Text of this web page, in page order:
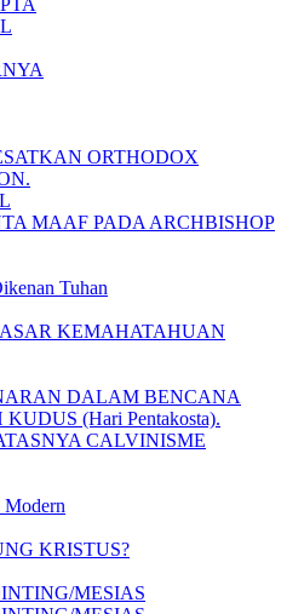
ORTHODOX
MAAF PADA ARCHBISHOP
Tuhan
KEMAHATAHUAN
DALAM BENCANA
(Hari Pentakosta).
CALVINISME
KRISTUS?
MESIAS